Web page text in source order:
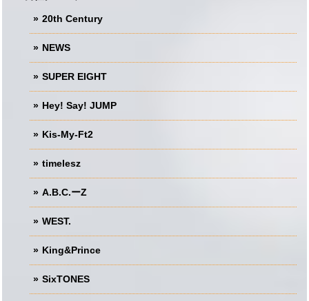
20th Century
NEWS
SUPER EIGHT
Hey! Say! JUMP
Kis-My-Ft2
timelesz
A.B.C.ーZ
WEST.
King&Prince
SixTONES